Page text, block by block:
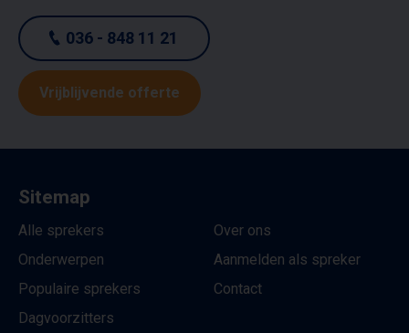
036 - 848 11 21
Vrijblijvende offerte
Sitemap
Alle sprekers
Onderwerpen
Populaire sprekers
Dagvoorzitters
Over ons
Aanmelden als spreker
Contact